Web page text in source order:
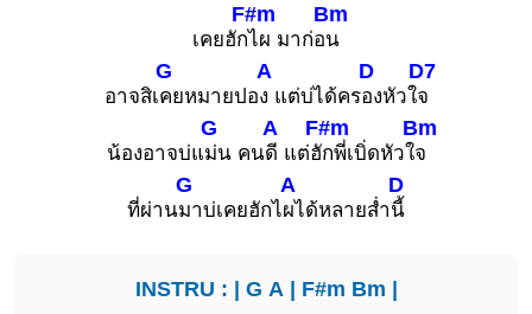
เคยฮัก
F#m
ไผ มาก่อ
Bm
น
อาจสิเ
G
คยหมายปอ
A
ง แต่บ่ได้คร
D
องหัวใ
D7
จ
น้องอาจบ่แ
G
ม่น คน
A
ดี แต่ฮั
F#m
กพี่เบิ่ดหัวใ
Bm
จ
ที่ผ่าน
G
มาบ่เคยฮักไ
A
ผได้หลายส่ำ
D
นี้
INSTRU : | G A| F#m Bm |